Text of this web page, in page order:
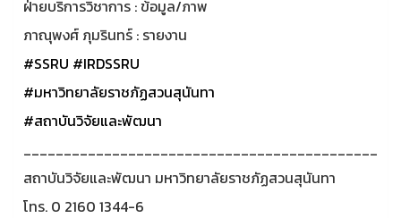
ฝ่ายบริการวิชาการ : ข้อมูล/ภาพ
ภาณุพงศ์ ภุมรินทร์ : รายงาน
#SSRU #IRDSSRU
#มหาวิทยาลัยราชภัฏสวนสุนันทา
#สถาบันวิจัยและพัฒนา
____________________________________________
สถาบันวิจัยและพัฒนา มหาวิทยาลัยราชภัฏสวนสุนันทา
โทร. 0 2160 1344-6